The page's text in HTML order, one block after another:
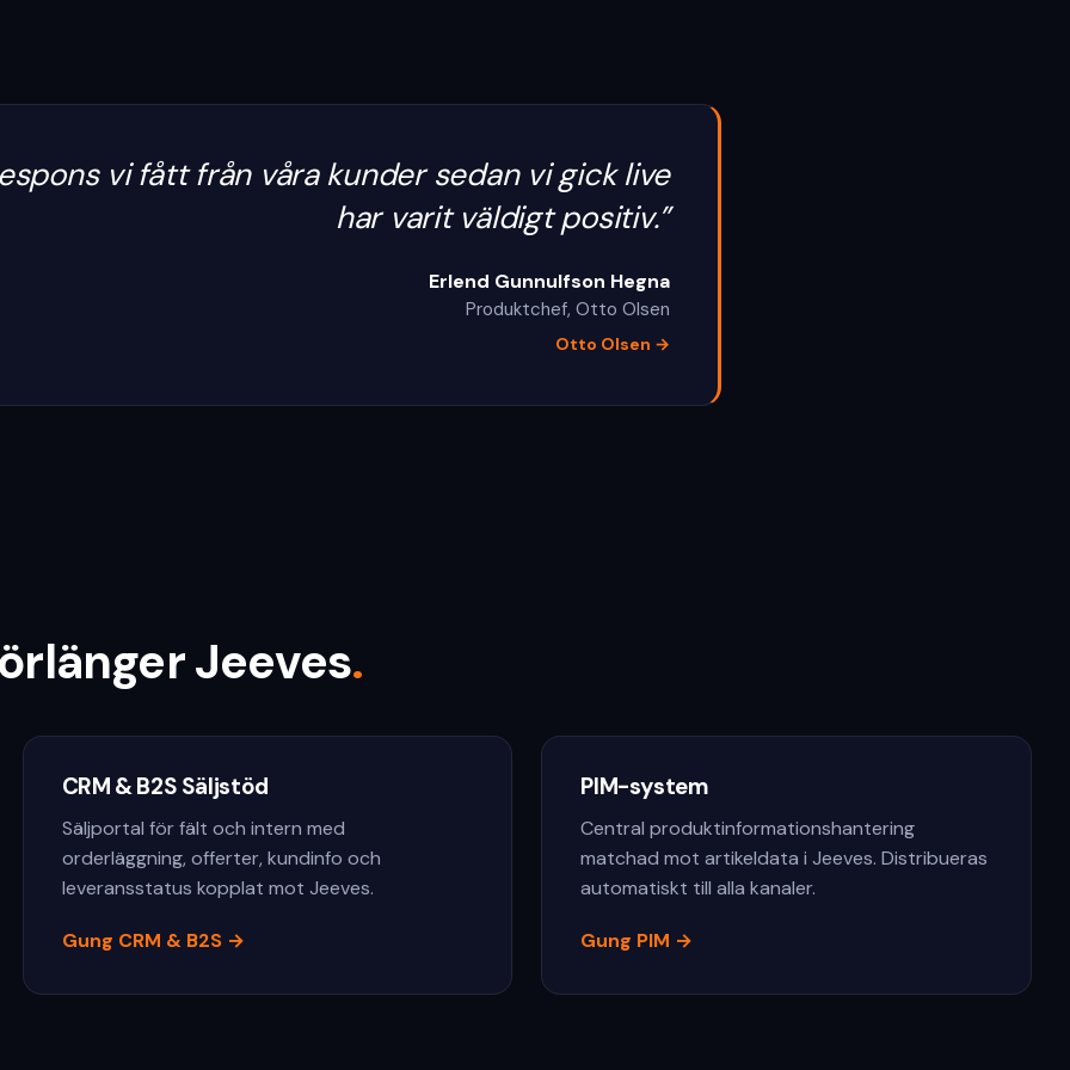
vi fått från våra kunder sedan vi gick live
har varit väldigt positiv.”
Erlend Gunnulfson Hegna
Produktchef, Otto Olsen
Otto Olsen →
Jeeves.
CRM & B2S Säljstöd
Säljportal för fält och intern med
orderläggning, offerter, kundinfo och
leveransstatus kopplat mot Jeeves.
Gung CRM & B2S→
PIM-system
Central produktinformationshantering
matchad mot artikeldata i Jeeves. Distribueras
automatiskt till alla kanaler.
Gung PIM →